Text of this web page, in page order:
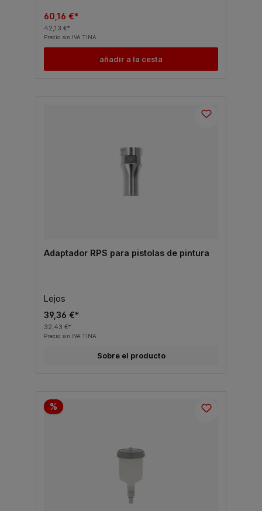
60,16 €*
42,13 €*
Precio sin IVA TINA
añadir a la cesta
Adaptador RPS para pistolas de pintura
Lejos
39,36 €*
32,43 €*
Precio sin IVA TINA
Sobre el producto
%